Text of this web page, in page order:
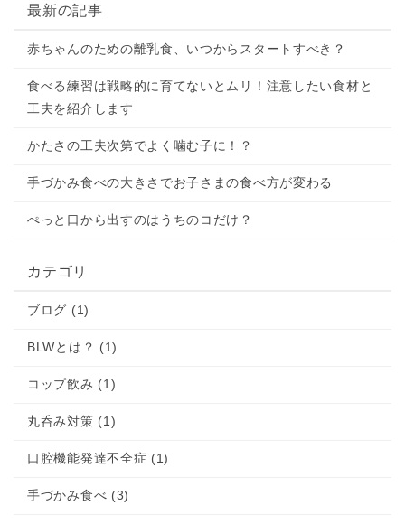
最新の記事
赤ちゃんのための離乳食、いつからスタートすべき？
食べる練習は戦略的に育てないとムリ！注意したい食材と
工夫を紹介します
かたさの工夫次第でよく噛む子に！？
手づかみ食べの大きさでお子さまの食べ方が変わる
ぺっと口から出すのはうちのコだけ？
カテゴリ
ブログ (1)
BLWとは？ (1)
コップ飲み (1)
丸呑み対策 (1)
口腔機能発達不全症 (1)
手づかみ食べ (3)